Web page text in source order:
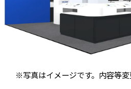
※写真はイメージです。内容等